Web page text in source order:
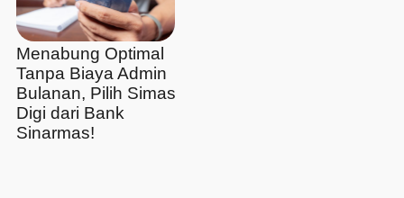
Menabung Optimal
Tanpa Biaya Admin
Bulanan, Pilih Simas
Digi dari Bank
Sinarmas!